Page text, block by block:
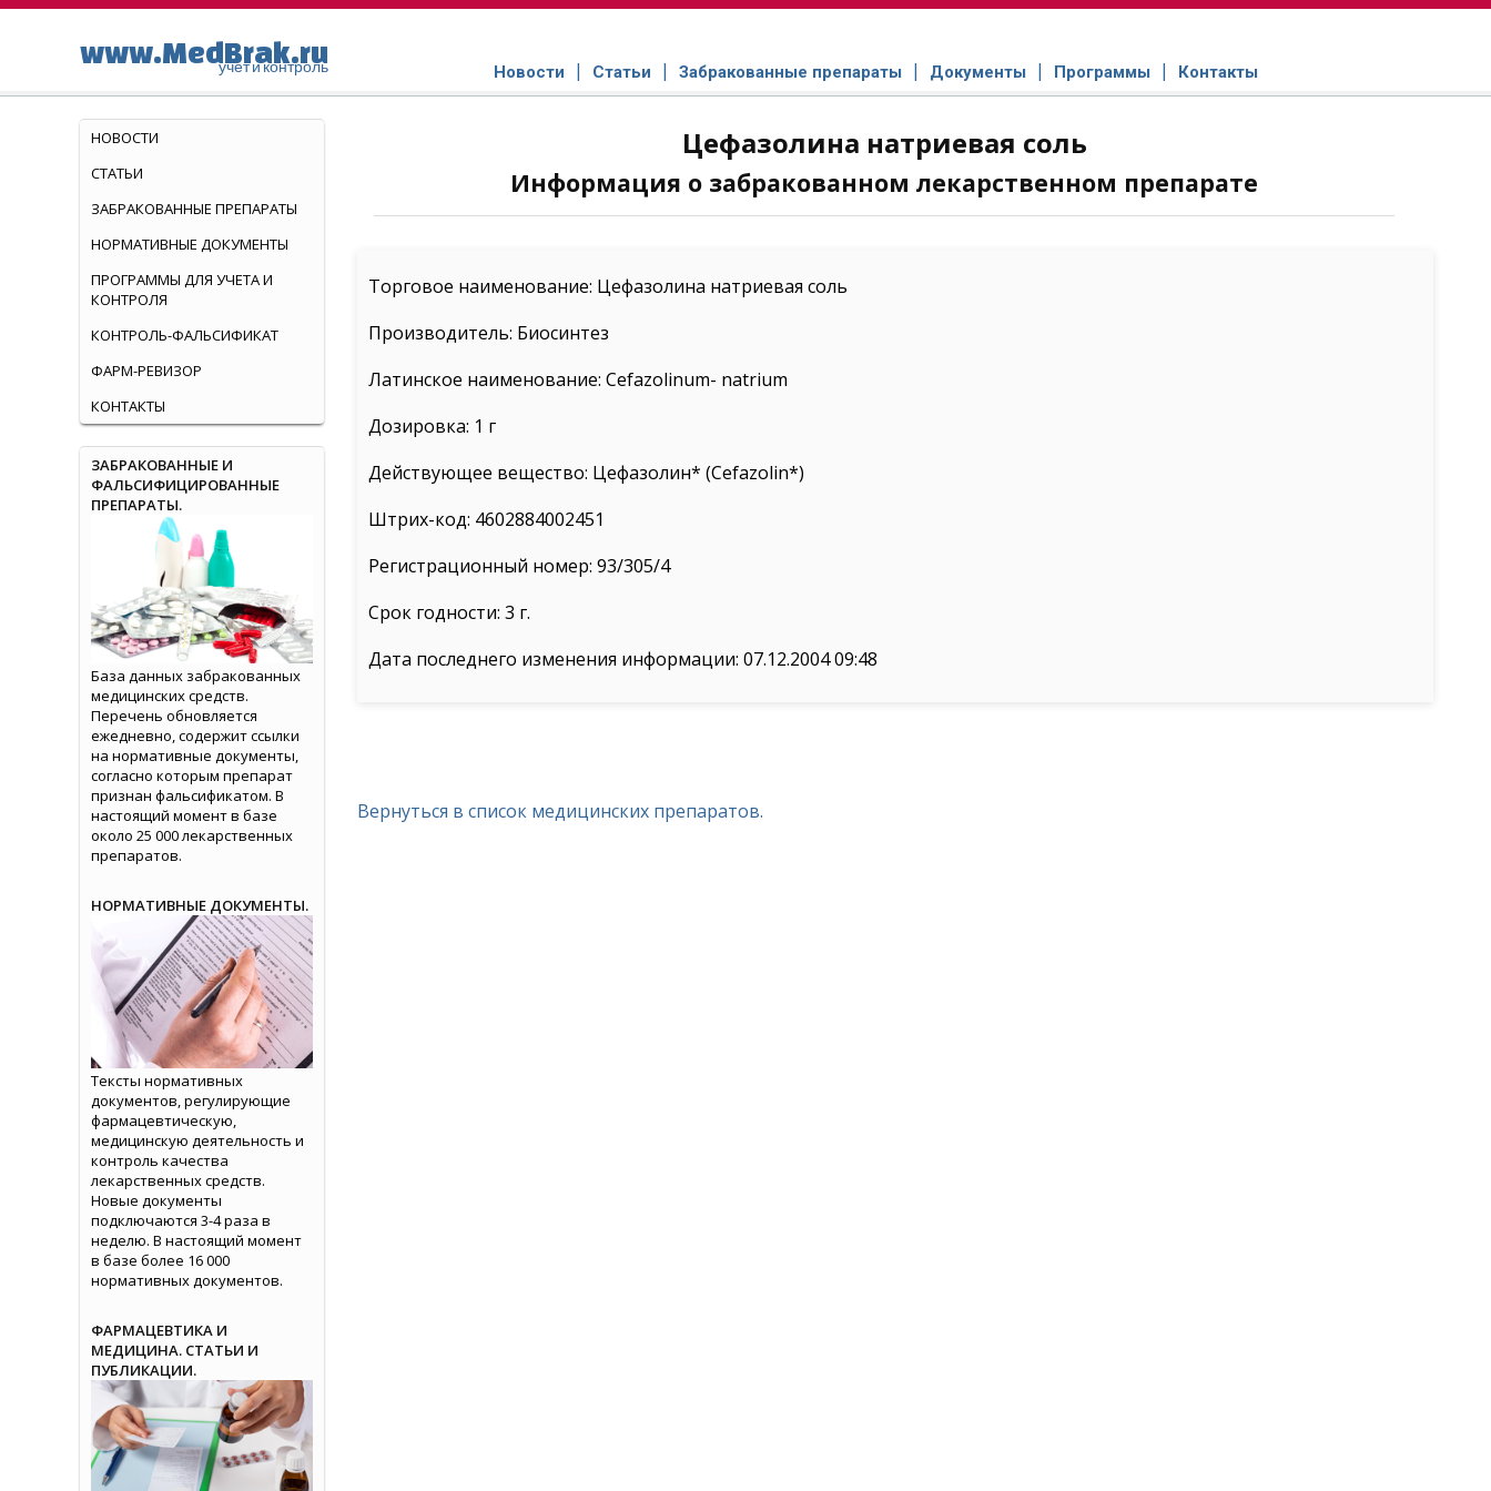
www.MedBrak.ru
учет и контроль Новости Статьи Забракованные препараты Документы Программы Контакты
Цефазолина натриевая соль
Информация о забракованном лекарственном препарате
Торговое наименование: Цефазолина натриевая соль
Производитель: Биосинтез
Латинское наименование: Cefazolinum- natrium
Дозировка: 1 г
Действующее вещество: Цефазолин* (Cefazolin*)
Штрих-код: 4602884002451
Регистрационный номер: 93/305/4
Срок годности: 3 г.
Дата последнего изменения информации: 07.12.2004 09:48
Вернуться в список медицинских препаратов.
НОВОСТИ
СТАТЬИ
ЗАБРАКОВАННЫЕ ПРЕПАРАТЫ
НОРМАТИВНЫЕ ДОКУМЕНТЫ
ПРОГРАММЫ ДЛЯ УЧЕТА И
КОНТРОЛЯ
КОНТРОЛЬ-ФАЛЬСИФИКАТ
ФАРМ-РЕВИЗОР
КОНТАКТЫ
ЗАБРАКОВАННЫЕ И
ФАЛЬСИФИЦИРОВАННЫЕ
ПРЕПАРАТЫ.
База данных забракованных
медицинских средств.
Перечень обновляется
ежедневно, содержит ссылки
на нормативные документы,
согласно которым препарат
признан фальсификатом. В
настоящий момент в базе
около 25 000 лекарственных
препаратов.
НОРМАТИВНЫЕ ДОКУМЕНТЫ.
Тексты нормативных
документов, регулирующие
фармацевтическую,
медицинскую деятельность и
контроль качества
лекарственных средств.
Новые документы
подключаются 3-4 раза в
неделю. В настоящий момент
в базе более 16 000
нормативных документов.
ФАРМАЦЕВТИКА И
МЕДИЦИНА. СТАТЬИ И
ПУБЛИКАЦИИ.